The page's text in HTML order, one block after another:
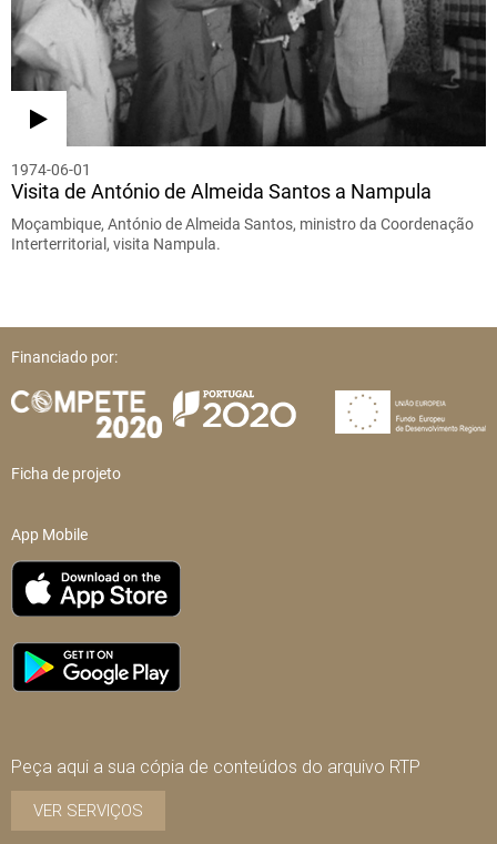
1974-06-01
Visita de António de Almeida Santos a Nampula
Moçambique, António de Almeida Santos, ministro da Coordenação
Interterritorial, visita Nampula.
Financiado por:
Ficha de projeto
App Mobile
Peça aqui a sua cópia de conteúdos do arquivo RTP
VER SERVIÇOS